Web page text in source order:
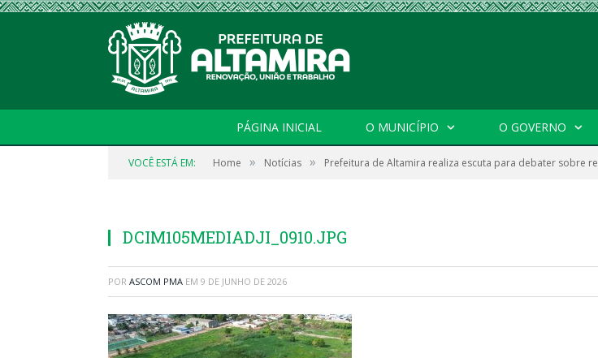
PÁGINA INICIAL O MUNICÍPIO O GOVERNO
VOCÊ ESTÁ EM: Home » Notícias » Prefeitura de Altamira realiza escuta para debater sobre
DCIM105MEDIADJI_0910.JPG
POR ASCOM PMA EM 9 DE JUNHO DE 2026